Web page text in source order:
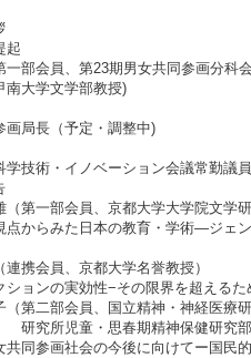
起
会員、第23期男女共同参画分科会
学部教授)
局長（予定・調整中)
術・イノベーション会議常勤議員
一部会員、京都大学大学院文学研
からみた日本の教育・学術―ジェン
会員、京都大学名誉教授）
ョンの実効性−その限界を超えるた
二部会員、国立精神・神経医療研
春期精神保健研究部
参画社会の今後に向けてー国民的